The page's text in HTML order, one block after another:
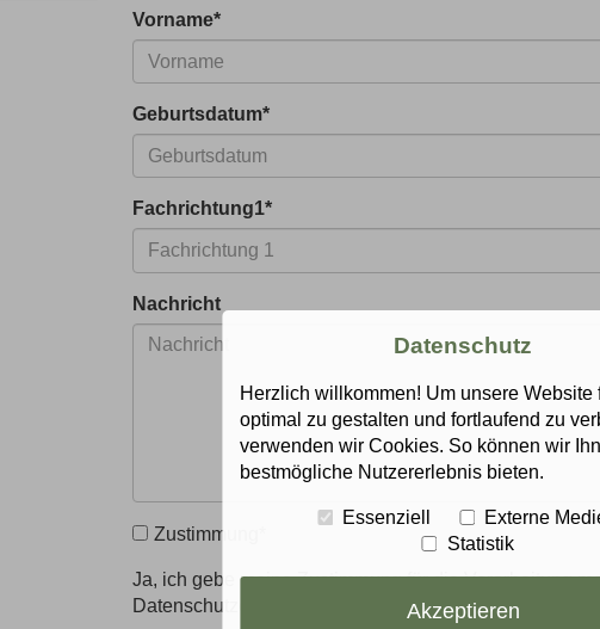
Vorname*
Geburtsdatum*
Fachrichtung1*
Nachricht
Zustimmung
Ja, ich gebe meine Zustimmung für die Verarbeitung
Datenschutzerklärung – zur Bearbeitung und
Datenschutz
Herzlich willkommen! Um unsere Website
optimal zu gestalten und fortlaufend zu
verwenden wir Cookies. So können wir
bestmögliche Nutzererlebnis bieten.
Essenziell
Externe
Statistik
Akzeptieren